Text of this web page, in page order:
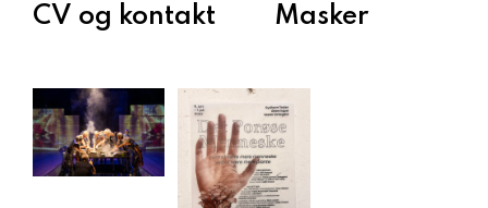
CV og kontakt
Masker